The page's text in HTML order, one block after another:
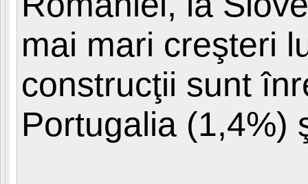
mai mari creşteri
construcţii sunt
Portugalia (1,4%)